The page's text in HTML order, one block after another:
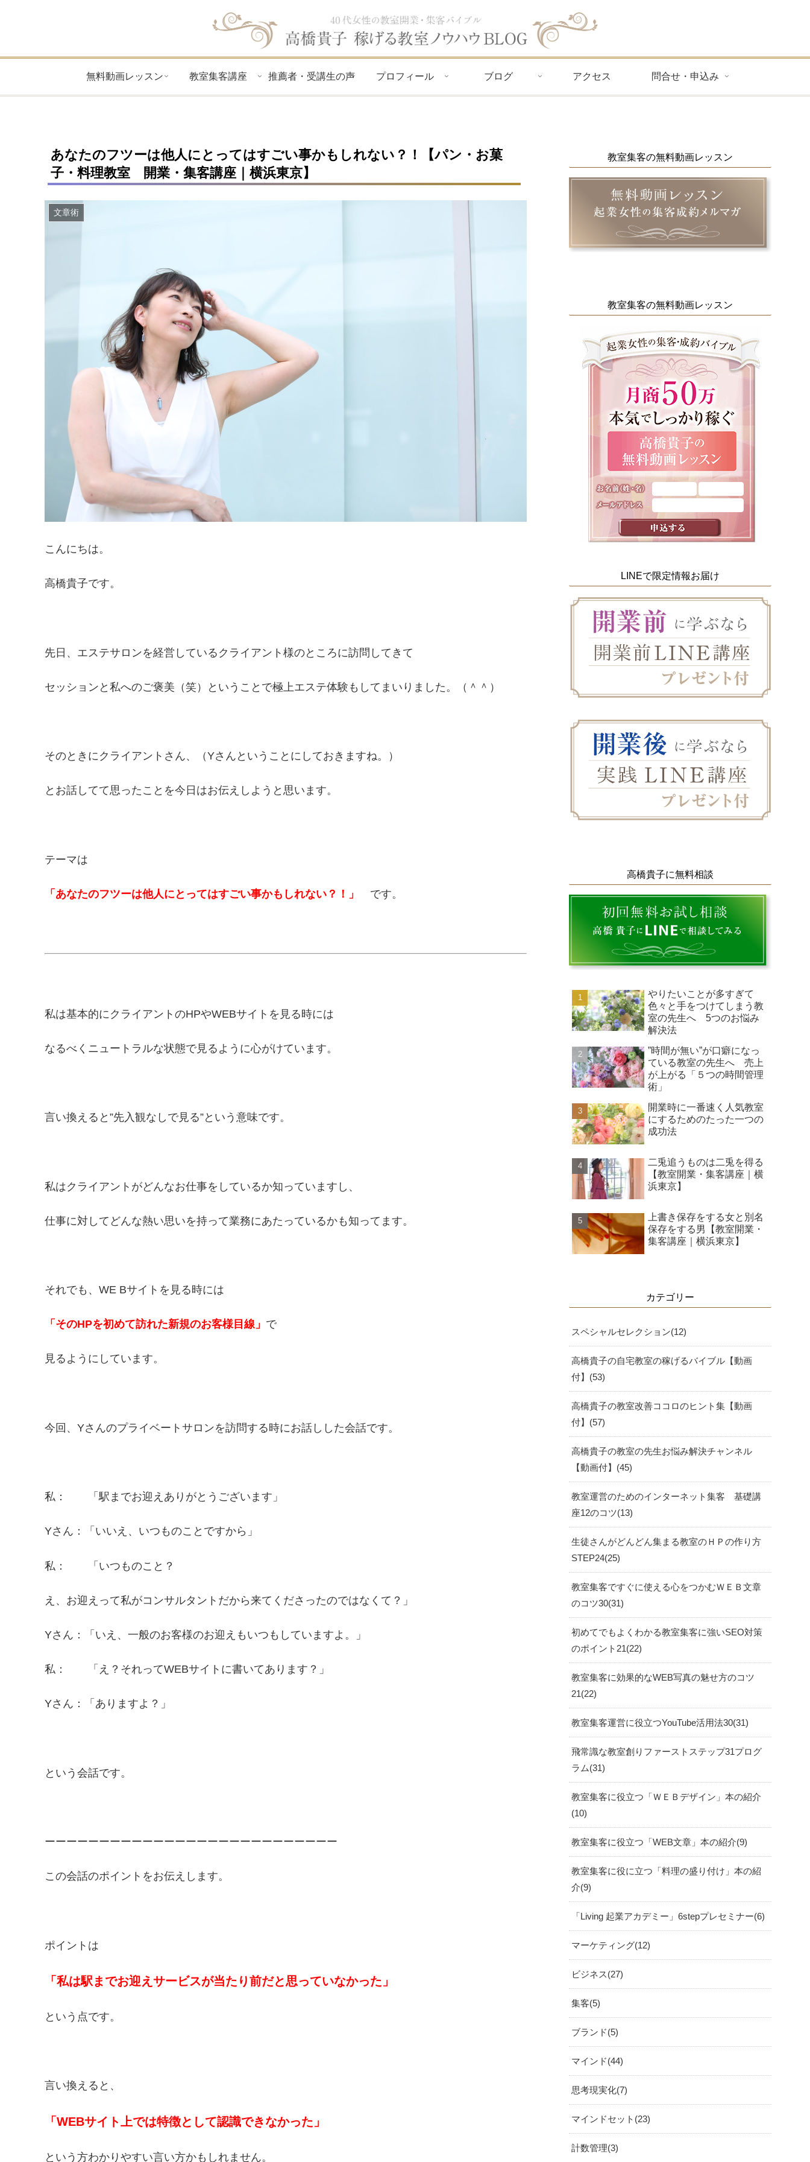
無料動画レッスン 教室集客講座 推薦者・受講生の声 プロフィール ブログ アクセス 問合せ・申込み
あなたのフツーは他人にとってはすごい事かもしれない？！【パン・お菓
子・料理教室 開業・集客講座｜横浜東京】
文章術
こんにちは。
高橋貴子です。
先日、エステサロンを経営しているクライアント様のところに訪問してきて
セッションと私へのご褒美（笑）ということで極上エステ体験もしてまいりました。（＾＾）
そのときにクライアントさん、（Yさんということにしておきますね。）
とお話してて思ったことを今日はお伝えしようと思います。
テーマは
「あなたのフツーは他人にとってはすごい事かもしれない？！」 です。
私は基本的にクライアントのHPやWEBサイトを見る時には
なるべくニュートラルな状態で見るように心がけています。
言い換えると”先入観なしで見る”という意味です。
私はクライアントがどんなお仕事をしているか知っていますし、
仕事に対してどんな熱い思いを持って業務にあたっているかも知ってます。
それでも、WE Bサイトを見る時には
「そのHPを初めて訪れた新規のお客様目線」 で
見るようにしています。
今回、Yさんのプライベートサロンを訪問する時にお話しした会話です。
私： 「駅までお迎えありがとうございます」
Yさん：「いいえ、いつものことですから」
私： 「いつものこと？
え、お迎えって私がコンサルタントだから来てくださったのではなくて？」
Yさん：「いえ、一般のお客様のお迎えもいつもしていますよ。」
私： 「え？それってWEBサイトに書いてあります？」
Yさん：「ありますよ？」
という会話です。
ーーーーーーーーーーーーーーーーーーーーーーーーーーー
この会話のポイントをお伝えします。
ポイントは
「私は駅までお迎えサービスが当たり前だと思っていなかった」
という点です。
言い換えると、
「WEBサイト上では特徴として認識できなかった」
という方わかりやすい言い方かもしれません。
教室集客の無料動画レッスン
教室集客の無料動画レッスン
LINEで限定情報お届け
高橋貴子に無料相談
やりたいことが多すぎて
色々と手をつけてしまう教
室の先生へ 5つのお悩み
解決法
”時間が無い”が口癖になっ
ている教室の先生へ 売上
が上がる「５つの時間管理
術」
開業時に一番速く人気教室
にするためのたった一つの
成功法
二兎追うものは二兎を得る
【教室開業・集客講座｜横
浜東京】
上書き保存をする女と別名
保存をする男【教室開業・
集客講座｜横浜東京】
カテゴリー
スペシャルセレクション 12
高橋貴子の自宅教室の稼げるバイブル【動画
付】
53
高橋貴子の教室改善ココロのヒント集【動画
付】
57
高橋貴子の教室の先生お悩み解決チャンネル
【動画付】
45
教室運営のためのインターネット集客 基礎講
座12のコツ 13
生徒さんがどんどん集まる教室のＨＰの作り方
STEP24 25
教室集客ですぐに使える心をつかむＷＥＢ文章
のコツ30 31
初めてでもよくわかる教室集客に強いSEO対策
のポイント21 22
教室集客に効果的なWEB写真の魅せ方のコツ
21 22
教室集客運営に役立つYouTube活用法30 31
飛常識な教室創りファーストステップ31プログ
ラム 31
教室集客に役立つ「ＷＥＢデザイン」本の紹介
10
教室集客に役立つ「WEB文章」本の紹介 9
教室集客に役に立つ「料理の盛り付け」本の紹
介 9
「Living 起業アカデミー」6stepプレセミナー 6
マーケティング 12
ビジネス 27
集客 5
ブランド 5
マインド 44
思考現実化 7
マインドセット 23
計数管理 3